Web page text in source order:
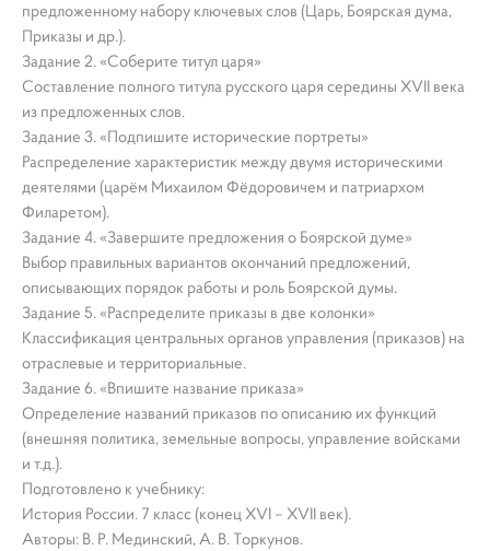
предложенному набору ключевых слов (Царь, Боярская дума,
Приказы и др.).
Задание 2. «Соберите титул царя»
Составление полного титула русского царя середины XVII века
из предложенных слов.
Задание 3. «Подпишите исторические портреты»
Распределение характеристик между двумя историческими
деятелями (царём Михаилом Фёдоровичем и патриархом
Филаретом).
Задание 4. «Завершите предложения о Боярской думе»
Выбор правильных вариантов окончаний предложений,
описывающих порядок работы и роль Боярской думы.
Задание 5. «Распределите приказы в две колонки»
Классификация центральных органов управления (приказов) на
отраслевые и территориальные.
Задание 6. «Впишите название приказа»
Определение названий приказов по описанию их функций
(внешняя политика, земельные вопросы, управление войсками
и т.д.).
Подготовлено к учебнику:
История России. 7 класс (конец XVI – XVII век).
Авторы: В. Р. Мединский, А. В. Торкунов.